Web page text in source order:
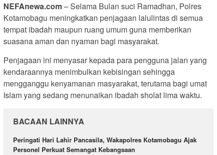
NEFAnewa.com– Selama Bulan suci Ramadhan, Polres
Kotamobagu meningkatkan penjagaan lalulintas di semua
tempat ibadah maupun ruang umum guna memberikan
suasana aman dan nyaman bagi masyarakat.
Penjagaan ini menyasar kepada para pengguna jalan yang
kendaraannya menimbulkan kebisingan sehingga
mengganggu kenyamanan masyarakat, terutama bagi umat
Islam yang sedang menunaikan ibadah sholat lima waktu.
BACAAN LAINNYA
Peringati Hari Lahir Pancasila, Wakapolres Kotamobagu Ajak
Personel Perkuat Semangat Kebangsaan